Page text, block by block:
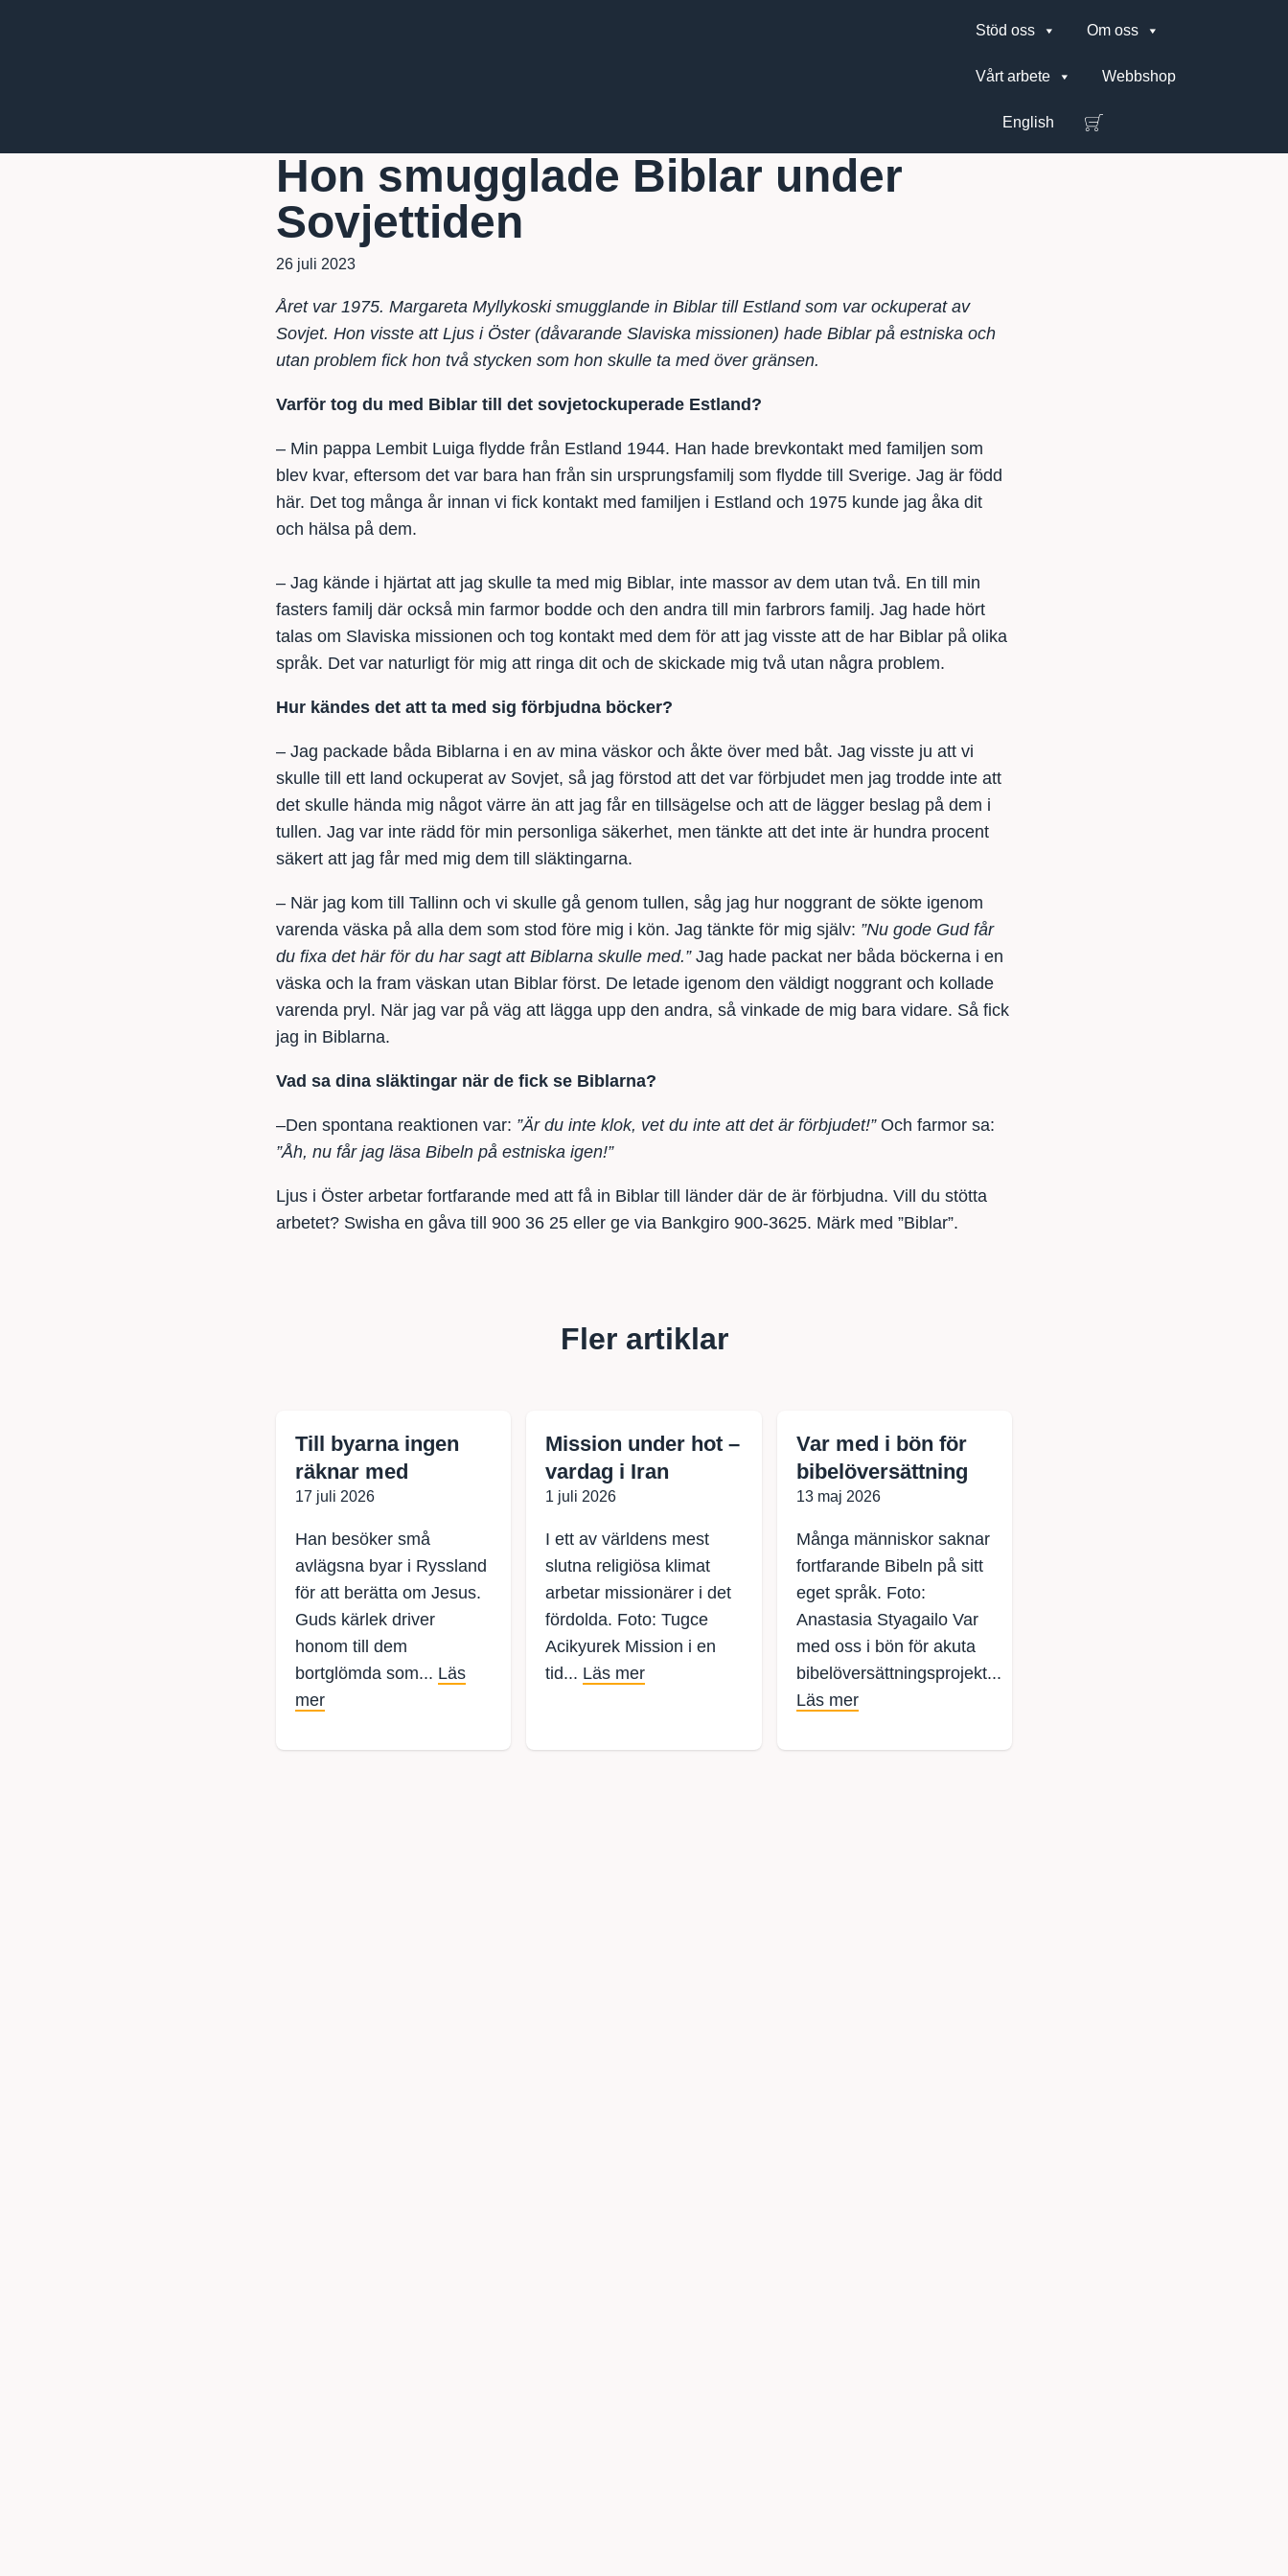
Stöd oss Om oss
Vårt arbete Webbshop
English
Hon smugglade Biblar under
Sovjettiden
26 juli 2023
Året var 1975. Margareta Myllykoski smugglande in Biblar till Estland som var ockuperat av
Sovjet. Hon visste att Ljus i Öster (dåvarande Slaviska missionen) hade Biblar på estniska och
utan problem fick hon två stycken som hon skulle ta med över gränsen.
Varför tog du med Biblar till det sovjetockuperade Estland?
– Min pappa Lembit Luiga flydde från Estland 1944. Han hade brevkontakt med familjen som
blev kvar, eftersom det var bara han från sin ursprungsfamilj som flydde till Sverige. Jag är född
här. Det tog många år innan vi fick kontakt med familjen i Estland och 1975 kunde jag åka dit
och hälsa på dem.
– Jag kände i hjärtat att jag skulle ta med mig Biblar, inte massor av dem utan två. En till min
fasters familj där också min farmor bodde och den andra till min farbrors familj. Jag hade hört
talas om Slaviska missionen och tog kontakt med dem för att jag visste att de har Biblar på olika
språk. Det var naturligt för mig att ringa dit och de skickade mig två utan några problem.
Hur kändes det att ta med sig förbjudna böcker?
– Jag packade båda Biblarna i en av mina väskor och åkte över med båt. Jag visste ju att vi
skulle till ett land ockuperat av Sovjet, så jag förstod att det var förbjudet men jag trodde inte att
det skulle hända mig något värre än att jag får en tillsägelse och att de lägger beslag på dem i
tullen. Jag var inte rädd för min personliga säkerhet, men tänkte att det inte är hundra procent
säkert att jag får med mig dem till släktingarna.
– När jag kom till Tallinn och vi skulle gå genom tullen, såg jag hur noggrant de sökte igenom
varenda väska på alla dem som stod före mig i kön. Jag tänkte för mig själv: ”Nu gode Gud får
du fixa det här för du har sagt att Biblarna skulle med.”Jag hade packat ner båda böckerna i en
väska och la fram väskan utan Biblar först. De letade igenom den väldigt noggrant och kollade
varenda pryl. När jag var på väg att lägga upp den andra, så vinkade de mig bara vidare. Så fick
jag in Biblarna.
Vad sa dina släktingar när de fick se Biblarna?
–Den spontana reaktionen var: ”Är du inte klok, vet du inte att det är förbjudet!”Och farmor sa:
”Åh, nu får jag läsa Bibeln på estniska igen!”
Ljus i Öster arbetar fortfarande med att få in Biblar till länder där de är förbjudna. Vill du stötta
arbetet? Swisha en gåva till 900 36 25 eller ge via Bankgiro 900-3625. Märk med ”Biblar”.
Fler artiklar
Till byarna ingen
räknar med
17 juli 2026
Han besöker små
avlägsna byar i Ryssland
för att berätta om Jesus.
Guds kärlek driver
honom till dem
bortglömda som... Läs
mer
Mission under hot –
vardag i Iran
1 juli 2026
I ett av världens mest
slutna religiösa klimat
arbetar missionärer i det
fördolda. Foto: Tugce
Acikyurek Mission i en
tid... Läs mer
Var med i bön för
bibelöversättning
13 maj 2026
Många människor saknar
fortfarande Bibeln på sitt
eget språk. Foto:
Anastasia Styagailo Var
med oss i bön för akuta
bibelöversättningsprojekt...
Läs mer